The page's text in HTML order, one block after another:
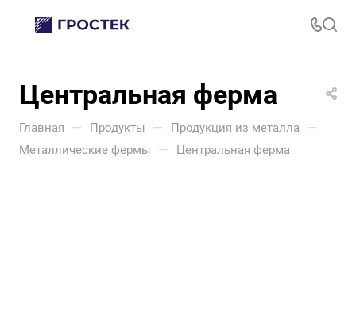
Центральная ферма
Главная — Продукты — Продукция из металла —
Металлические фермы — Центральная ферма